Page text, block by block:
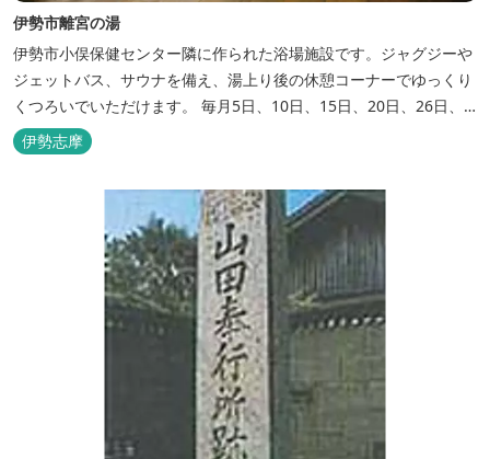
伊勢市離宮の湯
伊勢市小俣保健センター隣に作られた浴場施設です。ジャグジーや
ジェットバス、サウナを備え、湯上り後の休憩コーナーでゆっくり
くつろいでいただけます。 毎月5日、10日、15日、20日、26日、
30日（休業日の場合は翌日）には、「かわり湯」を実施していま
す。
伊勢志摩